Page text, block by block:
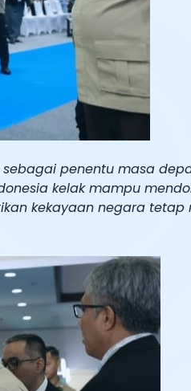
penentu masa
kelak mampu
kekayaan negara tetap